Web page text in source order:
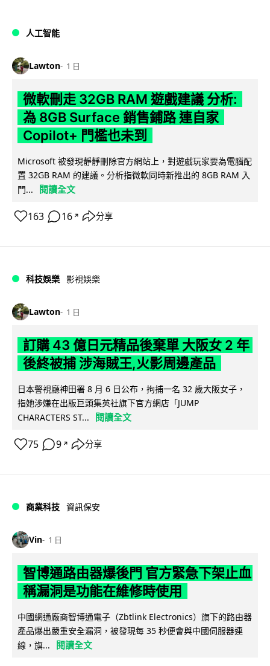
人工智能
Lawton 1 日
微軟刪走 32GB RAM 遊戲建議 分析:
為 8GB Surface 銷售鋪路 連自家
Copilot+ 門檻也未到
Microsoft 被發現靜靜刪除官方網站上，對遊戲玩家要為電腦配
置 32GB RAM 的建議。分析指微軟同時新推出的 8GB RAM 入
門...
閱讀全文
163 16 ↗ 分享
科技娛樂 影視娛樂
Lawton 1 日
訂購 43 億日元精品後棄單 大阪女 2 年
後終被捕 涉海賊王,火影周邊產品
日本警視廳神田署 8 月 6 日公布，拘捕一名 32 歲大阪女子，
指她涉嫌在出版巨頭集英社旗下官方網店「JUMP
CHARACTERS ST...
閱讀全文
75 9 ↗ 分享
商業科技 資訊保安
Vin 1 日
智博通路由器爆後門 官方緊急下架止血
稱漏洞是功能在維修時使用
中國網通廠商智博通電子（Zbtlink Electronics）旗下的路由器
產品爆出嚴重安全漏洞，被發現每 35 秒便會與中國伺服器連
線，旗...
閱讀全文